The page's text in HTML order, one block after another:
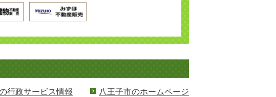
行政サービス情報 八王子市のホームページ